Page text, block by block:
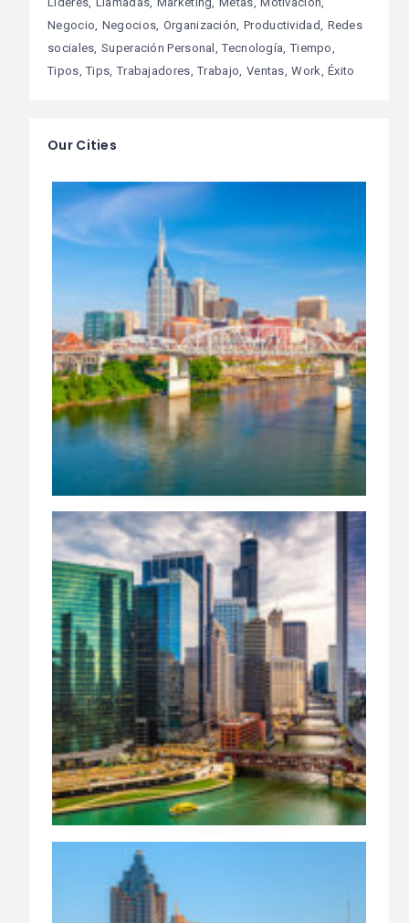
Negocio Negocios Organización Productividad Redes
sociales Superación Personal Tecnología Tiempo
Tipos Tips Trabajadores Trabajo Ventas Work Éxito
Our Cities